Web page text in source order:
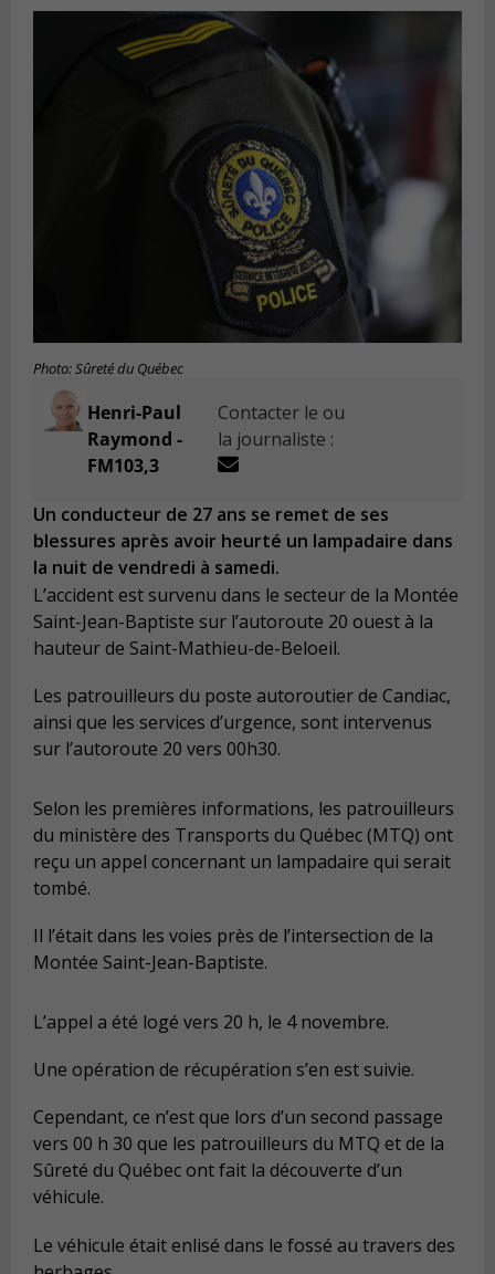
Photo: Sûreté du Québec
Henri-Paul
Raymond -
FM103,3
Contacter le ou
la journaliste :
Un conducteur de 27 ans se remet de ses
blessures après avoir heurté un lampadaire dans
la nuit de vendredi à samedi.
L’accident est survenu dans le secteur de la Montée
Saint-Jean-Baptiste sur l’autoroute 20 ouest à la
hauteur de Saint-Mathieu-de-Beloeil.
Les patrouilleurs du poste autoroutier de Candiac,
ainsi que les services d’urgence, sont intervenus
sur l’autoroute 20 vers 00h30.
Selon les premières informations, les patrouilleurs
du ministère des Transports du Québec (MTQ) ont
reçu un appel concernant un lampadaire qui serait
tombé.
Il l’était dans les voies près de l’intersection de la
Montée Saint-Jean-Baptiste.
L’appel a été logé vers 20 h, le 4 novembre.
Une opération de récupération s’en est suivie.
Cependant, ce n’est que lors d’un second passage
vers 00 h 30 que les patrouilleurs du MTQ et de la
Sûreté du Québec ont fait la découverte d’un
véhicule.
Le véhicule était enlisé dans le fossé au travers des